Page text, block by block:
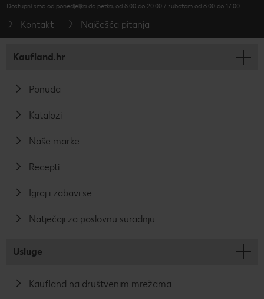
Dostupni smo od ponedjeljka do petka, od 8.00 do 20.00 / subotom od 8.00 do 17.00
Kontakt Najčešća pitanja
Kaufland.hr
Ponuda
Katalozi
Naše marke
Recepti
Igraj i zabavi se
Natječaji za poslovnu suradnju
Usluge
Kaufland na društvenim mrežama